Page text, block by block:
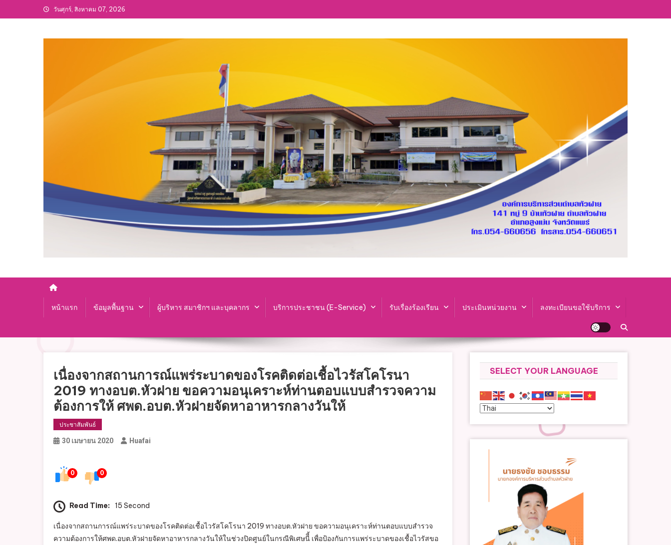
to
วันศุกร์, สิงหาคม 07, 2026
หน้าแรก ข้อมูลพื้นฐาน ผู้บริหาร สมาชิกฯ และบุคลากร บริการประชาชน (E-Service) รับเรื่องร้องเรียน ประเมินหน่วยงาน ลงทะเบียนขอใช้บริการ
เนื่องจากสถานการณ์แพร่ระบาดของโรคติดต่อเชื้อไวรัสโคโรนา
2019 ทางอบต.หัวฝาย ขอความอนุเคราะห์ท่านตอบแบบสำรวจความ
ต้องการให้ ศพด.อบต.หัวฝายจัดหาอาหารกลางวันให้
ประชาสัมพันธ์
30 เมษายน 2020 Huafai
0 0
Read Time: 15 Second
เนื่องจากสถานการณ์แพร่ระบาดของโรคติดต่อเชื้อไวรัสโคโรนา 2019 ทางอบต.หัวฝาย ขอความอนุเคราะห์ท่านตอบแบบสำรวจ
ความต้องการให้ศพด.อบต.หัวฝายจัดหาอาหารกลางวันให้ในช่วงปิดศูนย์ในกรณีพิเศษนีี้ เพื่อป้องกันการแพร่ระบาดของเชื้อไวรัสขอ
SELECT YOUR LANGUAGE